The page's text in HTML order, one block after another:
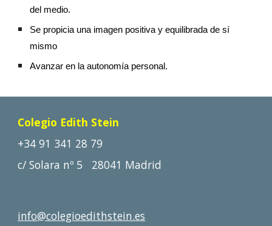
del medio.
Se propicia una imagen positiva y equilibrada de sí
mismo
Avanzar en la autonomía personal.
Colegio Edith Stein
+34 91 341 28 79
c/ Solara nº 5
28041 Madrid
info@colegioedithstein.es